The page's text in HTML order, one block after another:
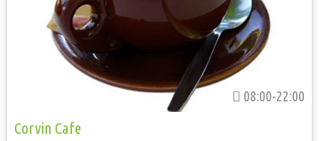
08:00-22:00
Corvin Cafe